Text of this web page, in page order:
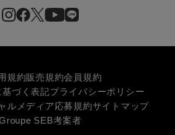
規約販売規約会員規約
づく表記プライバシーポリシー
ルメディア応募規約サイトマップ
SEB考案者